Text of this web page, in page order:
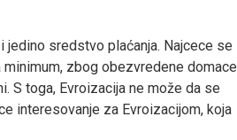
jedino sredstvo plaćanja. Najcece se
zbog obezvredene domace
S toga, Evroizacija ne može da se
interesovanje za Evroizacijom, koja